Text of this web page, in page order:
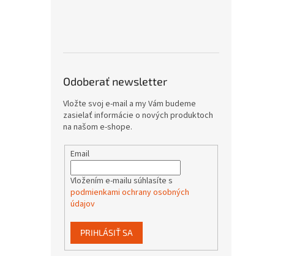
Odoberať newsletter
Vložte svoj e-mail a my Vám budeme
zasielať informácie o nových produktoch
na našom e-shope.
Email
Vložením e-mailu súhlasíte s
podmienkami ochrany osobných
údajov
PRIHLÁSIŤ SA